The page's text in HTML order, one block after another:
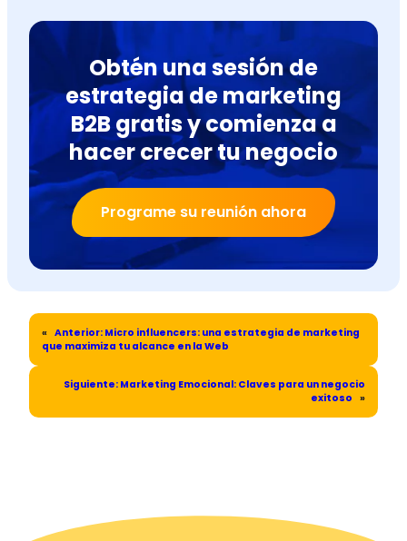
Obtén una sesión de
estrategia de marketing
B2B gratis y comienza a
hacer crecer tu negocio
Programe su reunión ahora
« Anterior: Micro influencers: una estrategia de marketing
que maximiza tu alcance en la Web
Siguiente: Marketing Emocional: Claves para un negocio
exitoso
»